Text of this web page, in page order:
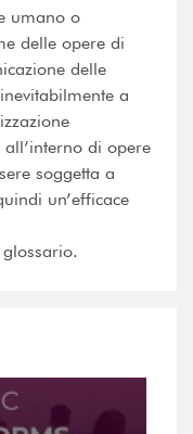
umano o
delle opere di
delle
a
di opere
soggetta a
un’efficace